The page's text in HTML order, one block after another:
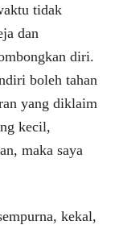
tidak
dan
diri.
boleh tahan
yang diklaim
kecil,
maka saya
kekal,